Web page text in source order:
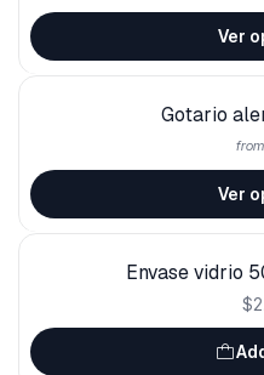
Ver
Gotario
from
Ver
Envase vidrio